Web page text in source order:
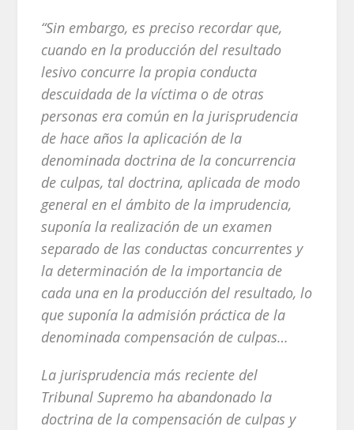
“Sin embargo, es preciso recordar que,
cuando en la producción del resultado
lesivo concurre la propia conducta
descuidada de la víctima o de otras
personas era común en la jurisprudencia
de hace años la aplicación de la
denominada doctrina de la concurrencia
de culpas, tal doctrina, aplicada de modo
general en el ámbito de la imprudencia,
suponía la realización de un examen
separado de las conductas concurrentes y
la determinación de la importancia de
cada una en la producción del resultado, lo
que suponía la admisión práctica de la
denominada compensación de culpas…
La jurisprudencia más reciente del
Tribunal Supremo ha abandonado la
doctrina de la compensación de culpas y